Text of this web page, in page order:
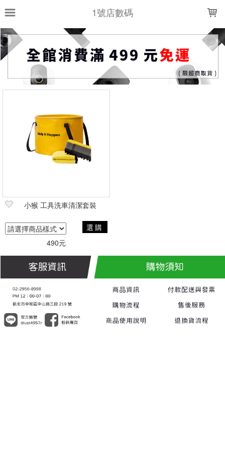
1號店數碼
上架時間 銷售件數 銷售價格
黃
全部尺寸
現貨商品
小猴 工具洗車清潔套裝
選購
490元